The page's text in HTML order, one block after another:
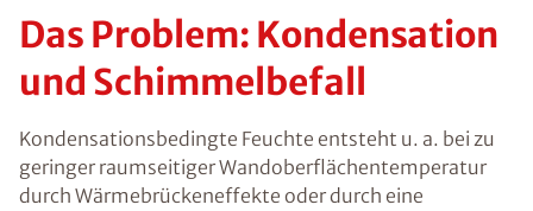
Das Problem: Kondensation
und Schimmelbefall
Kondensationsbedingte Feuchte entsteht u. a. bei zu
geringer raumseitiger Wandoberflächentemperatur
durch Wärmebrückeneffekte oder durch eine